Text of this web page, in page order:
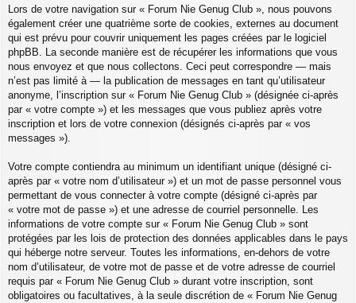
Lors de votre navigation sur « Forum Nie Genug Club », nous pouvons
également créer une quatrième sorte de cookies, externes au document
qui est prévu pour couvrir uniquement les pages créées par le logiciel
phpBB. La seconde manière est de récupérer les informations que vous
nous envoyez et que nous collectons. Ceci peut correspondre — mais
n’est pas limité à — la publication de messages en tant qu’utilisateur
anonyme, l’inscription sur « Forum Nie Genug Club » (désignée ci-après
par « votre compte ») et les messages que vous publiez après votre
inscription et lors de votre connexion (désignés ci-après par « vos
messages »).
Votre compte contiendra au minimum un identifiant unique (désigné ci-
après par « votre nom d’utilisateur ») et un mot de passe personnel vous
permettant de vous connecter à votre compte (désigné ci-après par
« votre mot de passe ») et une adresse de courriel personnelle. Les
informations de votre compte sur « Forum Nie Genug Club » sont
protégées par les lois de protection des données applicables dans le pays
qui héberge notre serveur. Toutes les informations, en-dehors de votre
nom d’utilisateur, de votre mot de passe et de votre adresse de courriel
requis par « Forum Nie Genug Club » durant votre inscription, sont
obligatoires ou facultatives, à la seule discrétion de « Forum Nie Genug